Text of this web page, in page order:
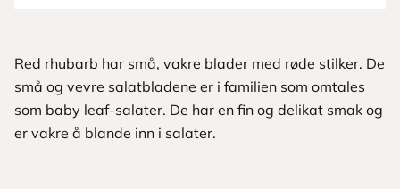
Red rhubarb har små, vakre blader med røde stilker. De
små og vevre salatbladene er i familien som ­omtales
som baby leaf-salater. De har en fin og delikat smak og
er vakre å blande inn i salater.